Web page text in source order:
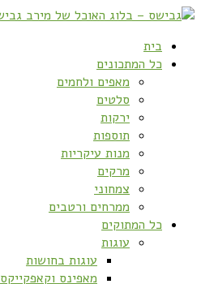
בית
כל המתכונים
מאפים ולחמים
סלטים
ירקות
תוספות
מנות עיקריות
מרקים
צמחוני
ממרחים ורטבים
כל המתוקים
עוגות
עוגות בחושות
מאפינס וקאפקייקס